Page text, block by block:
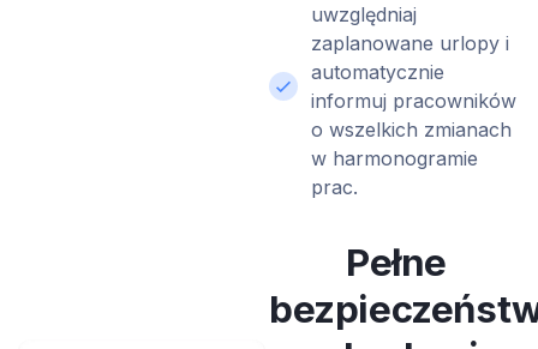
uwzględniaj
zaplanowane urlopy i
automatycznie
informuj pracowników
o wszelkich zmianach
w harmonogramie
prac.
Pełne